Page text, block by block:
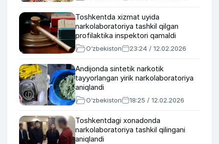
Toshkentda xizmat uyida
narkolaboratoriya tashkil qilgan
profilaktika inspektori qamaldi
O‘zbekiston 23:24 / 12.02.2026
Andijonda sintetik narkotik
tayyorlangan yirik narkolaboratoriya
aniqlandi
O‘zbekiston 18:25 / 12.02.2026
Toshkentdagi xonadonda
narkolaboratoriya tashkil qilingani
aniqlandi